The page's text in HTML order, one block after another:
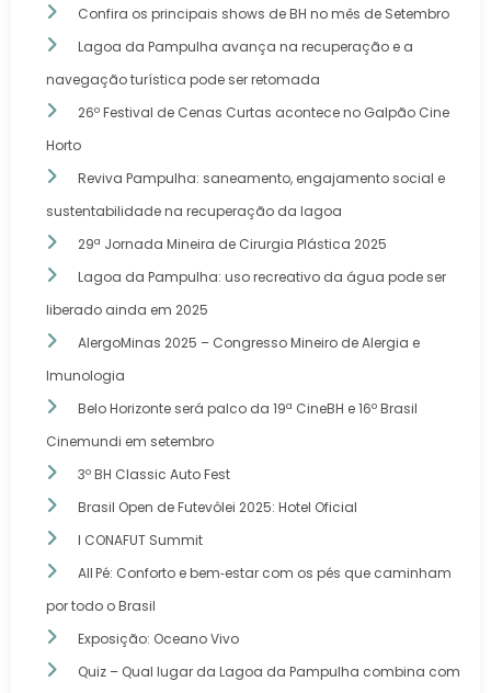
Confira os principais shows de BH no mês de Setembro
Lagoa da Pampulha avança na recuperação e a
navegação turística pode ser retomada
26º Festival de Cenas Curtas acontece no Galpão Cine
Horto
Reviva Pampulha: saneamento, engajamento social e
sustentabilidade na recuperação da lagoa
29ª Jornada Mineira de Cirurgia Plástica 2025
Lagoa da Pampulha: uso recreativo da água pode ser
liberado ainda em 2025
AlergoMinas 2025 – Congresso Mineiro de Alergia e
Imunologia
Belo Horizonte será palco da 19ª CineBH e 16º Brasil
Cinemundi em setembro
3º BH Classic Auto Fest
Brasil Open de Futevôlei 2025: Hotel Oficial
I CONAFUT Summit
All Pé: Conforto e bem‑estar com os pés que caminham
por todo o Brasil
Exposição: Oceano Vivo
Quiz – Qual lugar da Lagoa da Pampulha combina com